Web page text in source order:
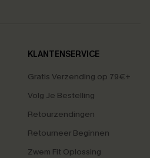
KLANTENSERVICE
Gratis Verzending op 79€+
Volg Je Bestelling
Retourzendingen
Retourneer Beginnen
Zwem Fit Oplossing